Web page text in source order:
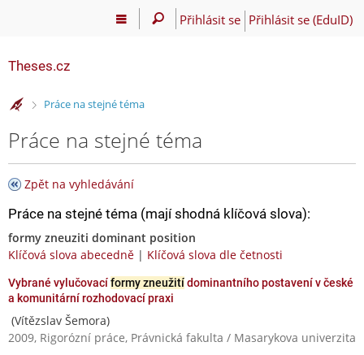
Přihlásit se Přihlásit se (EduID)
Theses.cz
>Práce na stejné téma
Práce na stejné téma
Zpět na vyhledávání
Práce na stejné téma (mají shodná klíčová slova):
formy zneuziti dominant position
Klíčová slova abecedně | Klíčová slova dle četnosti
Vybrané vylučovacíformy zneužitídominantního postavení v české
a komunitární rozhodovací praxi
(Vítězslav Šemora)
2009, Rigorózní práce, Právnická fakulta / Masarykova univerzita